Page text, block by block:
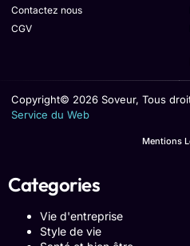
Contactez nous
CGV
Copyright© 2026 Soveur, Tous
Service du Web
Mentions
Categories
Vie d'entreprise
Style de vie